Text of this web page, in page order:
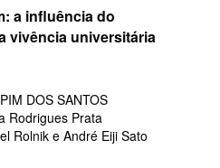
a influência do
vivência universitária
DOS SANTOS
Rodrigues Prata
Rolnik e André Eiji Sato